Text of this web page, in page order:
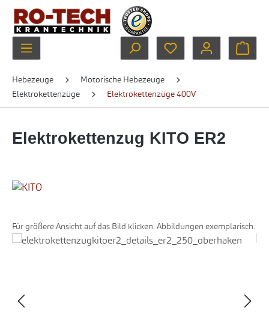
Zum Hauptinhalt springen
Du hast 0 Produkte
Hebezeuge
Motorische Hebezeuge
Elektrokettenzüge
Elektrokettenzüge 400V
Elektrokettenzug KITO ER2
Für größere Ansicht auf das Bild klicken. Abbildungen exemplarisch.
Bildergalerie überspringen